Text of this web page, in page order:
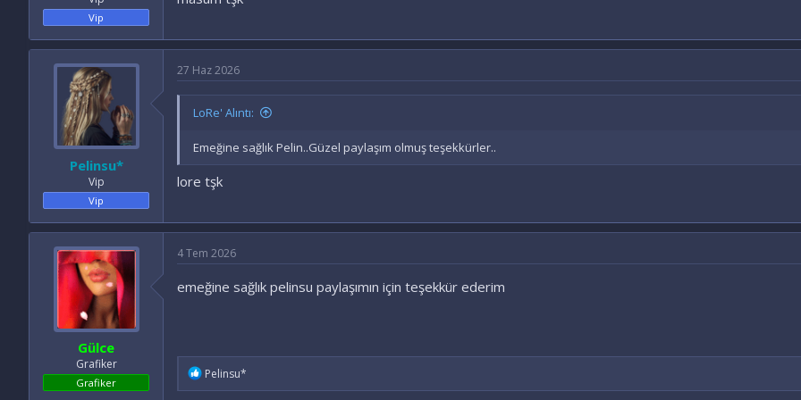
Vip
Pelinsu*
Vip
Vip
27 Haz 2026
LoRe' Alıntı:
Emeğine sağlık Pelin..Güzel paylaşım olmuş teşekkürler..
lore tşk
Gülce
Grafiker
Grafiker
4 Tem 2026
emeğine sağlık pelinsu paylaşımın için teşekkür ederim
İPelinsu*